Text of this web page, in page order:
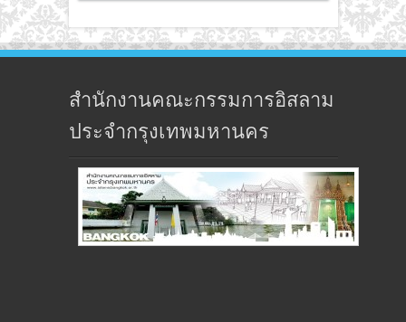
สำนักงานคณะกรรมการอิสลาม
ประจำกรุงเทพมหานคร